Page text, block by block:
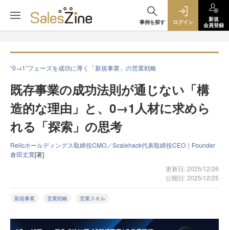
事例を探す ログイン
新規
会員登録
“0→1”フェーズを成功に導く「新規事業」の営業戦略
既存事業の成功法則が通じない「構
造的な理由」と、0→1人材に求めら
れる「探索」の思考
Relicホールディングス取締役CMO／Scalehack代表取締役CEO｜Founder
倉田丈寛[著]
更新日: 2025/12/26
公開日: 2025/12/25
新規事業 営業戦略 営業スキル